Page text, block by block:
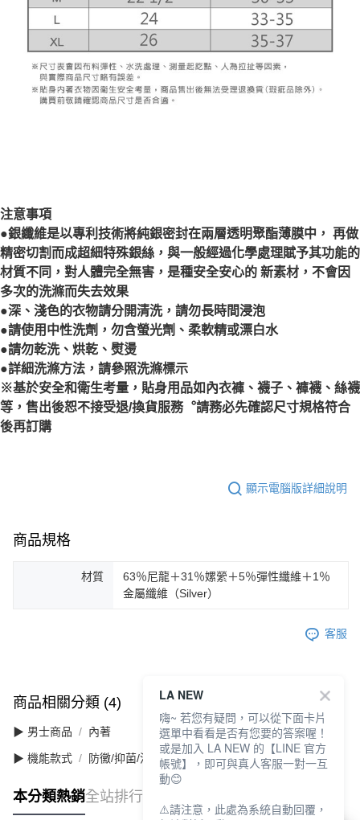
注意事項
●銀纖維是以專利技術將純銀密封在兩層透明聚酯薄膜中， 再做
精密切割而成超細特殊銀絲，與一般經過化學處理賦予其功能的
材質不同，對人體完全無害，是種安全安心的 新素材，不會因
多次的洗滌而失去效果
●深、淺色的衣物請分開清洗，請勿長時間浸泡
●請使用中性洗劑，勿含螢光劑、柔軟精或漂白水
●請勿乾洗、烘乾、熨燙
●詳細洗滌方法，請參照洗滌標示
※基於安全和衛生考量，貼身用品如內衣褲、襪子、褲襪、絲襪
等，售出後恕不接受退/換貨服務︒請務必先確認尺寸規格符合
後再訂購
顯示電腦版詳細說明
商品規格
材質
63％尼龍＋31％嫘縈＋5％彈性纖維＋1％
金屬纖維（Silver）
客服
商品相關分類 (4) 查看全部
▶ 男士商品 內著
▶ 機能款式 防黴/抑菌/消臭
本分類熱銷全站排行
LA NEW
嗨~ 若您有疑問，可以從下面卡片
選單中看看是否有您要的答案喔！
或是加入 LA NEW 的【LINE 官方
帳號】，即可與真人客服一對一互
動😊
⚠️請注意，此處為系統自動回覆，